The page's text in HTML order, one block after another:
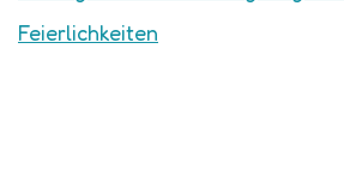
Feierlichkeiten